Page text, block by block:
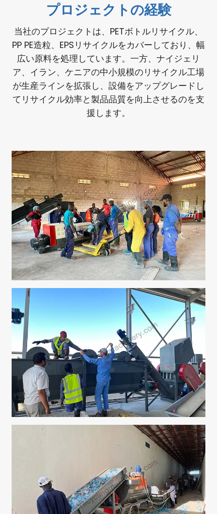
プロジェクトの経験
当社のプロジェクトは、PETボトルリサイクル、
PP PE造粒、EPSリサイクルをカバーしており、幅
広い原料を処理しています。一方、ナイジェリ
ア、イラン、ケニアの中小規模のリサイクル工場
が生産ラインを拡張し、設備をアップグレードし
てリサイクル効率と製品品質を向上させるのを支
援します。